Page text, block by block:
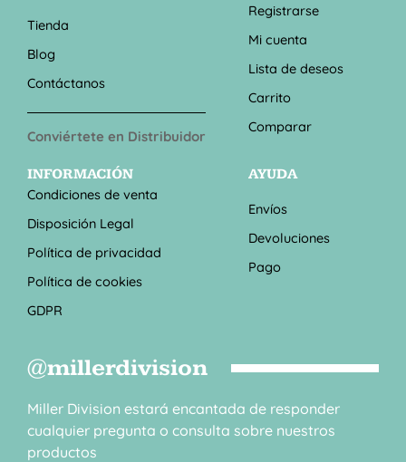
Tienda
Blog
Contáctanos
Conviértete en Distribuidor
Registrarse
Mi cuenta
Lista de deseos
Carrito
Comparar
INFORMACIÓN
Condiciones de venta
Disposición Legal
Política de privacidad
Política de cookies
GDPR
AYUDA
Envíos
Devoluciones
Pago
@millerdivision
Miller Division estará encantada de responder
cualquier pregunta o consulta sobre nuestros
productos